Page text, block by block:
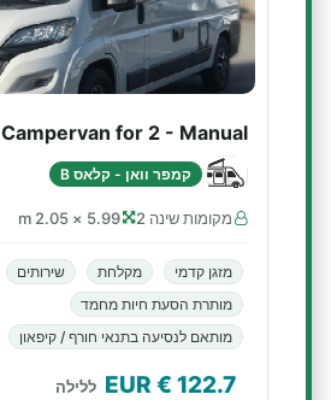
Campervan for 2 - Manual
קמפר וואן - קלאס B
מקומות שינה 2 5.99 × 2.05 m
מזגן קדמי מקלחת
שירותים
מותרת הסעת חיות מחמד
מותאם לנסיעה בתנאי חורף / קיפאון
122.7
€ EUR ללילה